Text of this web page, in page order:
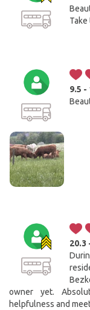
9.5 -
20.3
owner yet.
helpfulness and